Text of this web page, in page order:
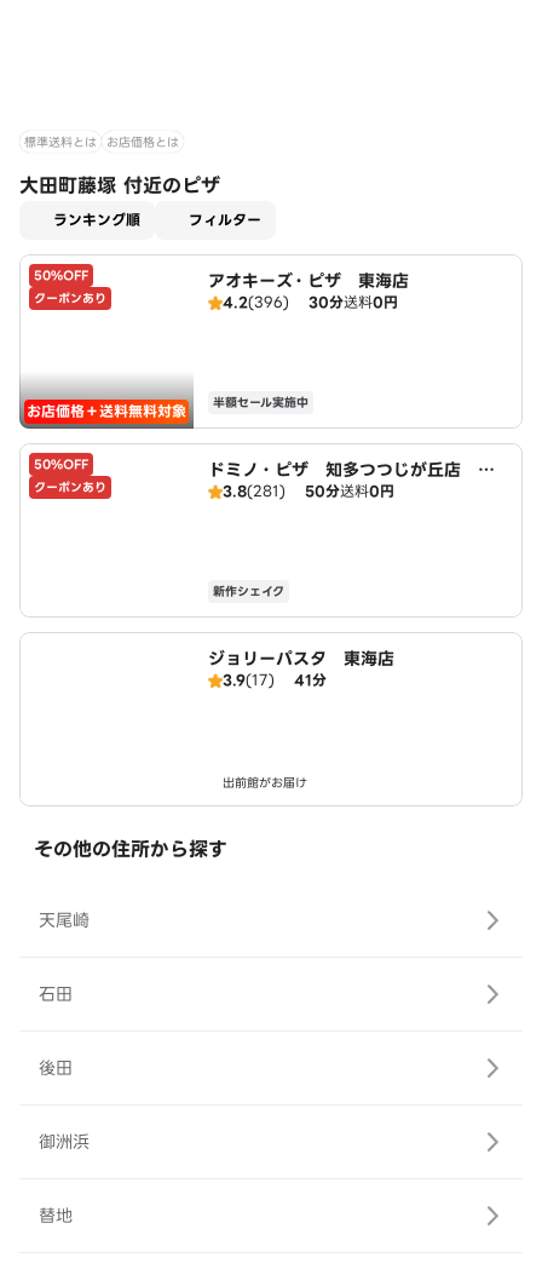
標準送料とは お店価格とは
大田町藤塚 付近のピザ
ランキング順 フィルター
50%OFF
クーポンあり
お店価格＋送料無料対象
アオキーズ・ピザ 東海店
4.2(396) 30分送料0円
半額セール実施中
50%OFF
クーポンあり
ドミノ・ピザ 知多つつじが丘店 Do
mino's
3.8(281) 50分送料0円
新作シェイク
ジョリーパスタ 東海店
3.9(17) 41分
出前館がお届け
その他の住所から探す
天尾崎
石田
後田
御洲浜
替地